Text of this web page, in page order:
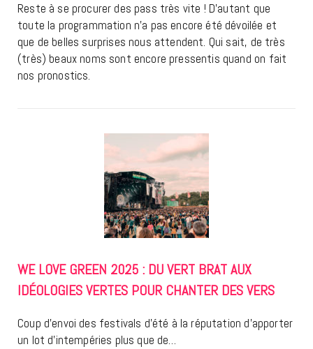
Reste à se procurer des pass très vite ! D’autant que
toute la programmation n’a pas encore été dévoilée et
que de belles surprises nous attendent. Qui sait, de très
(très) beaux noms sont encore pressentis quand on fait
nos pronostics.
WE LOVE GREEN 2025 : DU VERT BRAT AUX
IDÉOLOGIES VERTES POUR CHANTER DES VERS
Coup d’envoi des festivals d’été à la réputation d’apporter
un lot d’intempéries plus que de…